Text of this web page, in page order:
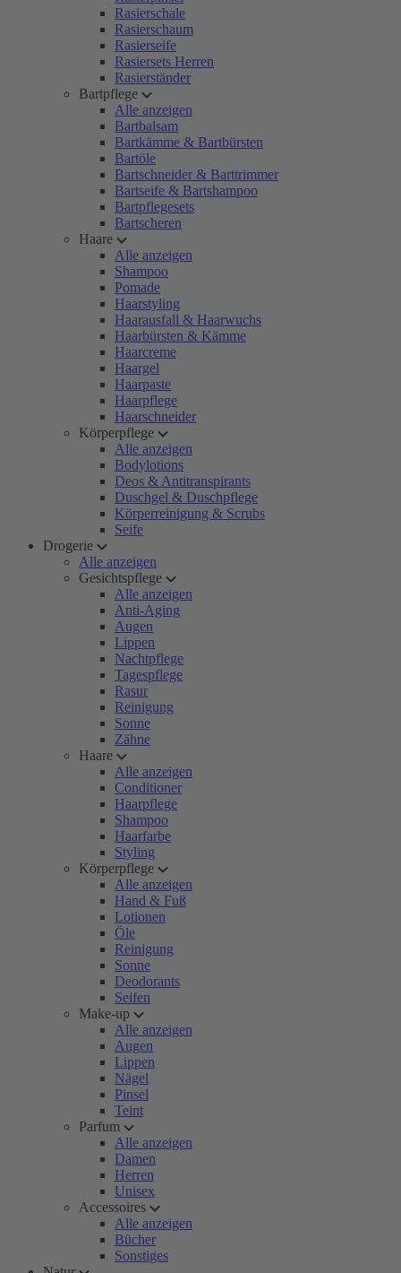
Rasierschale
Rasierschaum
Rasierseife
Rasiersets Herren
Rasierständer
Bartpflege
Alle anzeigen
Bartbalsam
Bartkämme & Bartbürsten
Bartöle
Bartschneider & Barttrimmer
Bartseife & Bartshampoo
Bartpflegesets
Bartscheren
Haare
Alle anzeigen
Shampoo
Pomade
Haarstyling
Haarausfall & Haarwuchs
Haarbürsten & Kämme
Haarcreme
Haargel
Haarpaste
Haarpflege
Haarschneider
Körperpflege
Alle anzeigen
Bodylotions
Deos & Antitranspirants
Duschgel & Duschpflege
Körperreinigung & Scrubs
Seife
Drogerie
Alle anzeigen
Gesichtspflege
Alle anzeigen
Anti-Aging
Augen
Lippen
Nachtpflege
Tagespflege
Rasur
Reinigung
Sonne
Zähne
Haare
Alle anzeigen
Conditioner
Haarpflege
Shampoo
Haarfarbe
Styling
Körperpflege
Alle anzeigen
Hand & Fuß
Lotionen
Öle
Reinigung
Sonne
Deodorants
Seifen
Make-up
Alle anzeigen
Augen
Lippen
Nägel
Pinsel
Teint
Parfum
Alle anzeigen
Damen
Herren
Unisex
Accessoires
Alle anzeigen
Bücher
Sonstiges